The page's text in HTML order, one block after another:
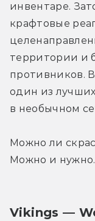
инвентаре.
крафтовые
территории и
противников.
один из
в необычном
Можно ли
Можно и
Vikings —